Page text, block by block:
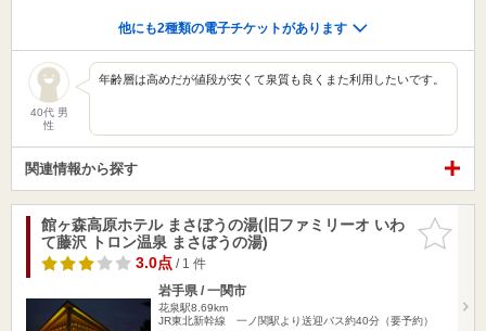
他にも2種類の電子チケットがあります
40代 男
性
年齢層は高めだが値段が安くて泉質も良くまた利用したいです。
関連情報から探す
お気に入
りに追加
館ヶ森高原ホテル まさぼうの湯(旧ファミリーオ いわ
て藤沢 トロン温泉 まさぼうの湯)
3.0点/ 1 件
岩手県 / 一関市
花泉駅8.69km
JR東北新幹線 一ノ関駅より送迎バス約40分（要予約）